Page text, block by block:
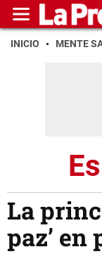
INICIO MENTE
La
paz’ en